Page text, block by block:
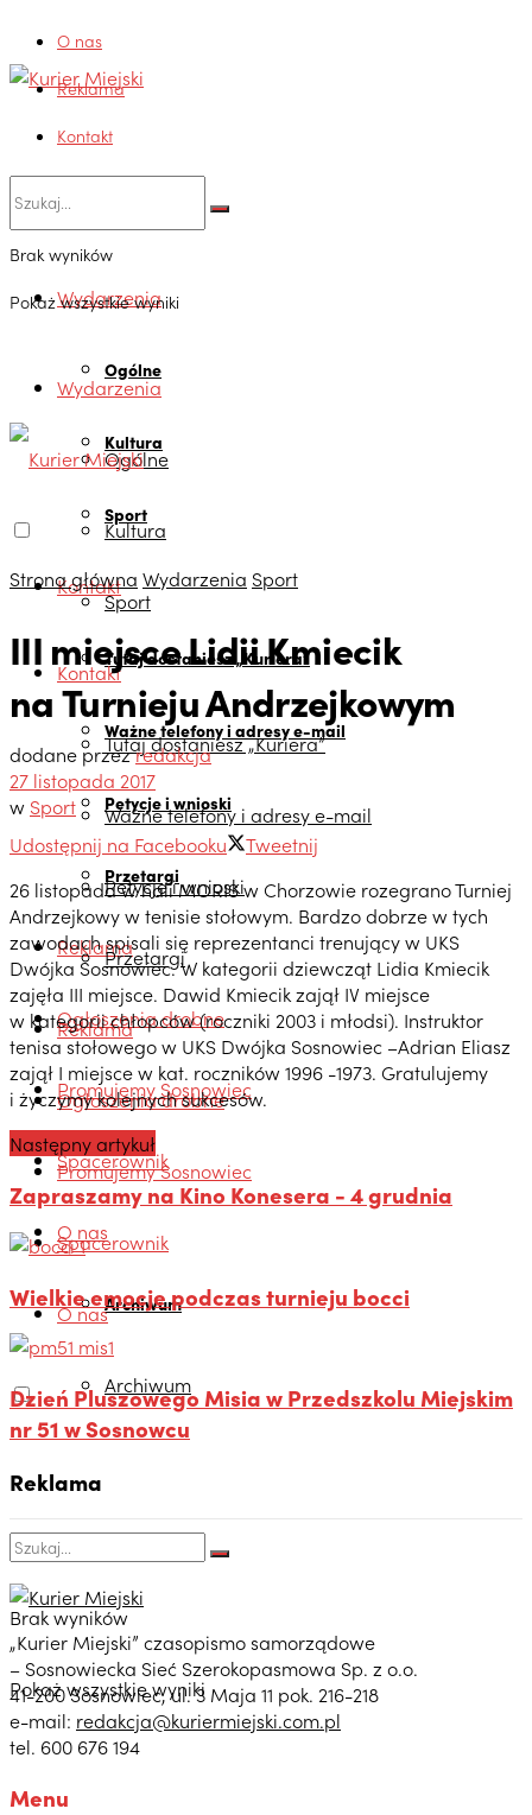
O nas
Reklama
Kontakt
Brak wyników
Pokaż wszystkie wyniki
Wydarzenia
Ogólne
Kultura
Sport
Kontakt
Tutaj dostaniesz „Kuriera”
Ważne telefony i adresy e-mail
Petycje i wnioski
Przetargi
Reklama
Ogłoszenia drobne
Promujemy Sosnowiec
Spacerownik
O nas
Archiwum
Wydarzenia
Ogólne
Kultura
Sport
Kontakt
Tutaj dostaniesz „Kuriera”
Ważne telefony i adresy e-mail
Petycje i wnioski
Przetargi
Reklama
Ogłoszenia drobne
Promujemy Sosnowiec
Spacerownik
O nas
Archiwum
Brak wyników
Pokaż wszystkie wyniki
Strona główna Wydarzenia Sport
III miejsce Lidii Kmiecik
na Turnieju Andrzejkowym
dodane przezredakcja
27 listopada 2017
w Sport
Udostępnij na Facebooku
Tweetnij
26 listopada w hali MORIS w Chorzowie rozegrano Turniej
Andrzejkowy w tenisie stołowym. Bardzo dobrze w tych
zawodach spisali się reprezentanci trenujący w UKS
Dwójka Sosnowiec. W kategorii dziewcząt Lidia Kmiecik
zajęła III miejsce. Dawid Kmiecik zajął IV miejsce
w kategorii chłopców (roczniki 2003 i młodsi). Instruktor
tenisa stołowego w UKS Dwójka Sosnowiec –Adrian Eliasz
zajął I miejsce w kat. roczników 1996 -1973. Gratulujemy
i życzymy kolejnych sukcesów.
Następny artykuł
Zapraszamy na Kino Konesera - 4 grudnia
Wielkie emocje podczas turnieju bocci
Dzień Pluszowego Misia w Przedszkolu Miejskim
nr 51 w Sosnowcu
Reklama
„Kurier Miejski” czasopismo samorządowe
– Sosnowiecka Sieć Szerokopasmowa Sp. z o.o.
41-200 Sosnowiec, ul. 3 Maja 11 pok. 216-218
e-mail: redakcja@kuriermiejski.com.pl
tel. 600 676 194
Menu